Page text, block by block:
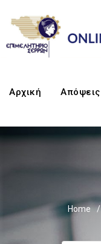
Αρχική Απόψεις
Home /